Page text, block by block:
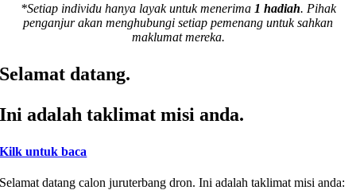
*Setiap individu hanya layak untuk menerima 1 hadiah. Pihak
penganjur akan menghubungi setiap pemenang untuk sahkan
maklumat mereka.
Selamat datang.
Ini adalah taklimat misi anda.
Kilk untuk baca
Selamat datang calon juruterbang dron. Ini adalah taklimat misi anda: